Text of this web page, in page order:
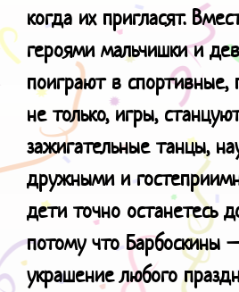
когда их пригласят.
героями мальчишки и
поиграют в
не только, игры,
зажигательные танцы,
дружными и
дети точно останетесь
потому что Барбоскины
украшение любого